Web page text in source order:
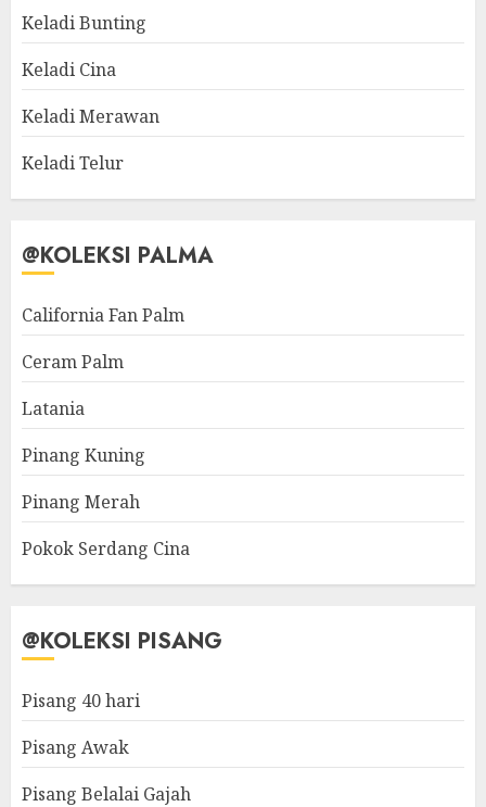
Keladi Bunting
Keladi Cina
Keladi Merawan
Keladi Telur
@KOLEKSI PALMA
California Fan Palm
Ceram Palm
Latania
Pinang Kuning
Pinang Merah
Pokok Serdang Cina
@KOLEKSI PISANG
Pisang 40 hari
Pisang Awak
Pisang Belalai Gajah